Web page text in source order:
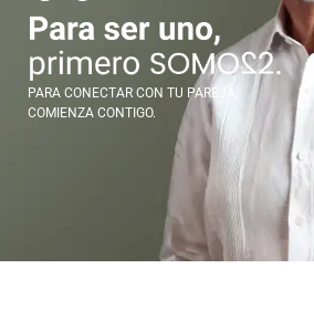
PARA CONECTAR CON TU PAREJA,
COMIENZA CONTIGO.